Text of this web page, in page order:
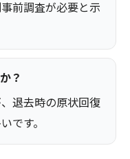
前調査が必要と示
？
退去時の原状回復
です。